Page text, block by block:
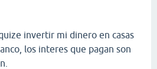
invertir mi dinero en casas
los interes que pagan son